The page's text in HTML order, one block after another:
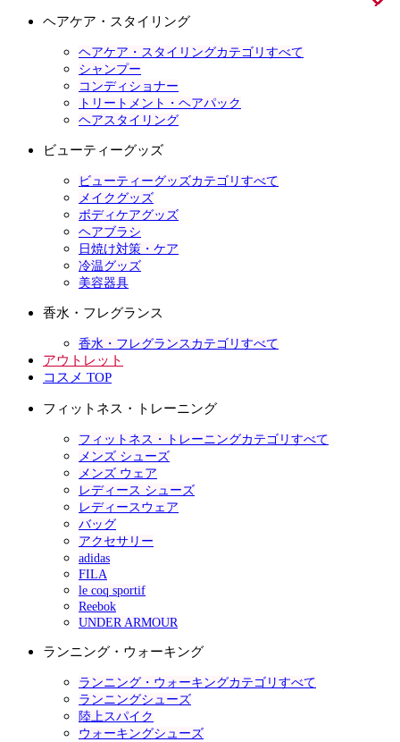
ヘアケア・スタイリング
ヘアケア・スタイリングカテゴリすべて
シャンプー
コンディショナー
トリートメント・ヘアパック
ヘアスタイリング
ビューティーグッズ
ビューティーグッズカテゴリすべて
メイクグッズ
ボディケアグッズ
ヘアブラシ
日焼け対策・ケア
冷温グッズ
美容器具
香水・フレグランス
香水・フレグランスカテゴリすべて
アウトレット
コスメ TOP
フィットネス・トレーニング
フィットネス・トレーニングカテゴリすべて
メンズ シューズ
メンズ ウェア
レディース シューズ
レディースウェア
バッグ
アクセサリー
adidas
FILA
le coq sportif
Reebok
UNDER ARMOUR
ランニング・ウォーキング
ランニング・ウォーキングカテゴリすべて
ランニングシューズ
陸上スパイク
ウォーキングシューズ